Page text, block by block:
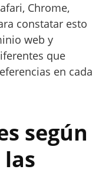
Chrome,
constatar esto
web y
que
en cada
según